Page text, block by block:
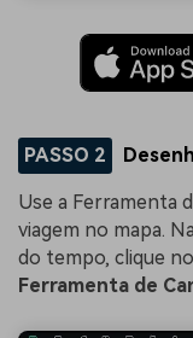
PASSO 2
Use a Ferramenta
viagem no mapa.
do tempo, clique
Ferramenta de